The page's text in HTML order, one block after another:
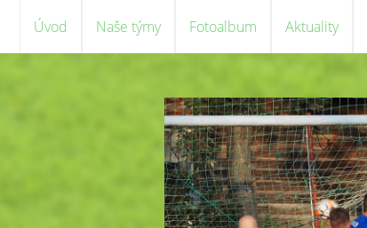
Úvod Naše týmy Fotoalbum Aktuality